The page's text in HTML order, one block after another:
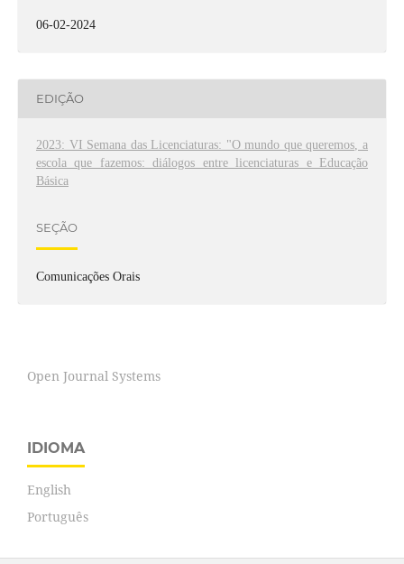
06-02-2024
EDIÇÃO
2023: VI Semana das Licenciaturas: "O mundo que queremos, a
escola que fazemos: diálogos entre licenciaturas e Educação
Básica
SEÇÃO
Comunicações Orais
Open Journal Systems
IDIOMA
English
Português